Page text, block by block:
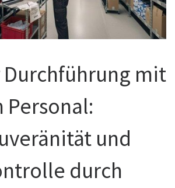
mit
und
durch